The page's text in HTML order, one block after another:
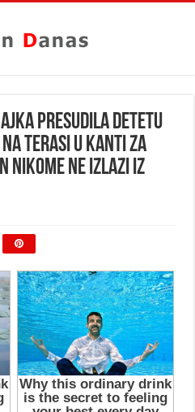
Majka presudila detetu
terasi u kanti za
nikome ne izlazi iz